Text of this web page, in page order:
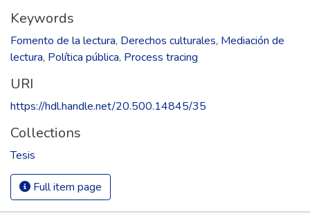
Keywords
Fomento de la lectura, Derechos culturales, Mediación de
lectura, Política pública, Process tracing
URI
https://hdl.handle.net/20.500.14845/35
Collections
Tesis
Full item page